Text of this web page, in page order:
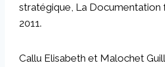
stratégique, La Documentation
2011.
Callu Elisabeth et Malochet